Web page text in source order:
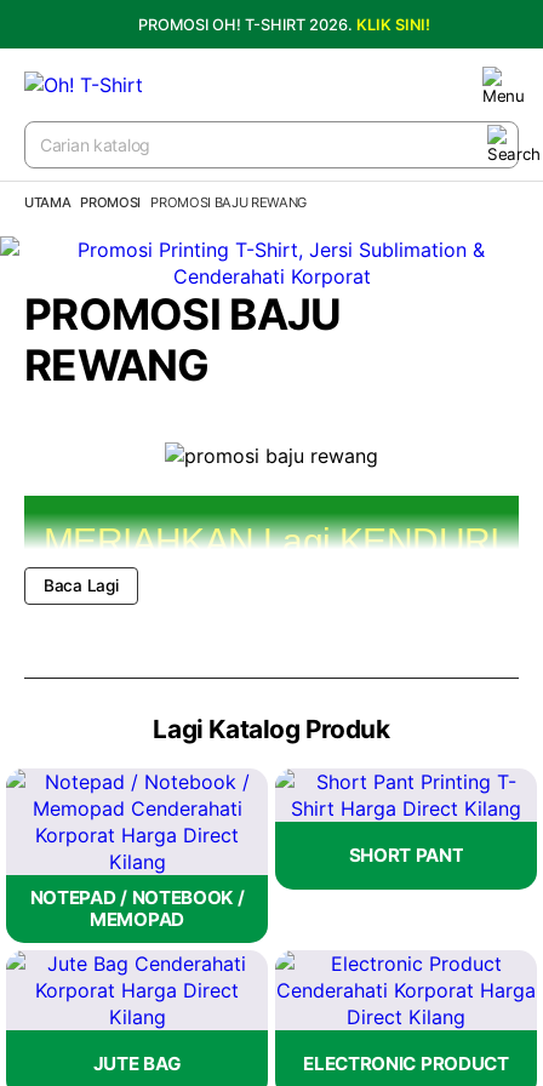
PROMOSI OH! T-SHIRT 2026. KLIK SINI!
UTAMA PROMOSI PROMOSI BAJU REWANG
PROMOSI BAJU
REWANG
MERIAHKAN Lagi KENDURI
KENDARA DENGAN BAJU
Baca Lagi
Lagi Katalog Produk
NOTEPAD / NOTEBOOK /
MEMOPAD
SHORT PANT
JUTE BAG ELECTRONIC PRODUCT